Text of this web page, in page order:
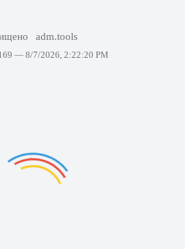
adm.tools
— 8/7/2026, 2:22:20 PM